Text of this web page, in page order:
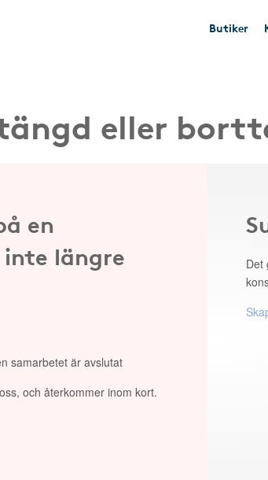
Butiker
eller
en
längre
samarbetet är avslutat
och återkommer inom kort.
Det